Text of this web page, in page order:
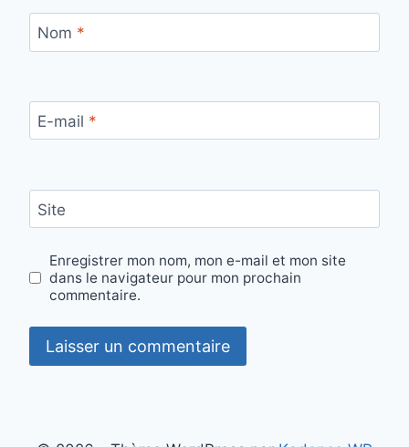
Nom *
E-mail *
Site
Enregistrer mon nom, mon e-mail et mon site
dans le navigateur pour mon prochain
commentaire.